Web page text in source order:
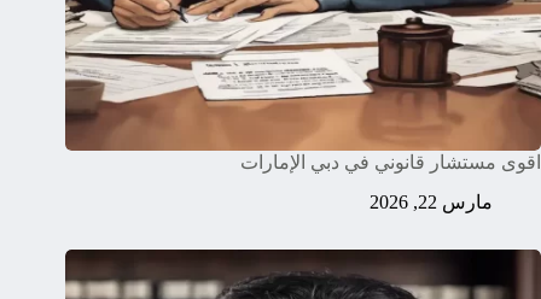
اقوى مستشار قانوني في دبي الإمارات
مارس 22, 2026